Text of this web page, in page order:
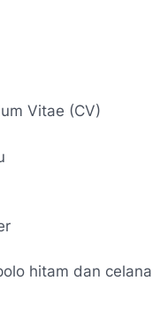
Vitae (CV)
hitam dan celana